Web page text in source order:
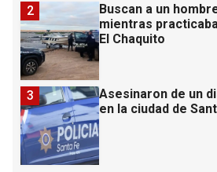
Buscan a un
mientras
El Chaquito
2
Asesinaron de un
en la ciudad de
3